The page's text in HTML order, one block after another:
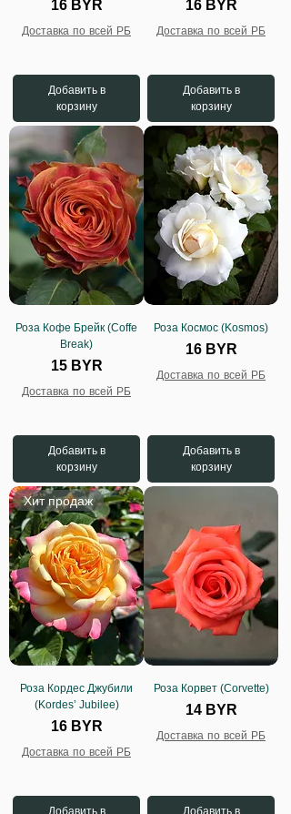
Цена
16 BYR
Доставка по всей РБ
Добавить в
корзину
Цена
16 BYR
Доставка по всей РБ
Добавить в
корзину
Роза Кофе Брейк (Coffe
Break)
Цена
15 BYR
Доставка по всей РБ
Добавить в
корзину
Роза Космос (Kosmos)
Цена
16 BYR
Доставка по всей РБ
Добавить в
корзину
Хит продаж
Роза Кордес Джубили
(Kordes’ Jubilee)
Цена
16 BYR
Доставка по всей РБ
Роза Корвет (Corvette)
Цена
14 BYR
Доставка по всей РБ